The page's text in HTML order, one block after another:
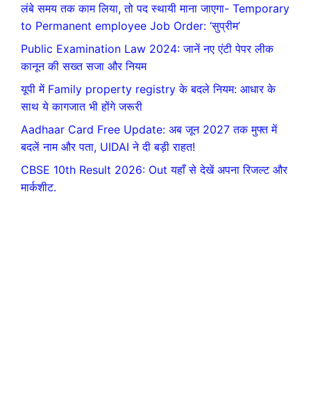
लंबे समय तक काम लिया, तो पद स्थायी माना जाएगा- Temporary
to Permanent employee Job Order: ‘सुप्रीम’
Public Examination Law 2024: जानें नए एंटी पेपर लीक
कानून की सख्त सजा और नियम
यूपी में Family property registry के बदले नियम: आधार के
साथ ये कागजात भी होंगे जरूरी
Aadhaar Card Free Update: अब जून 2027 तक मुफ्त में
बदलें नाम और पता, UIDAI ने दी बड़ी राहत!
CBSE 10th Result 2026: Out यहाँ से देखें अपना रिजल्ट और
मार्कशीट.